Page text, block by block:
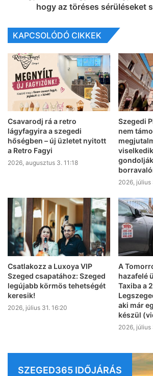
hogy az töréses sérüléseket
KAPCSOLÓDÓ CIKKEK
Csavarodj rá a retro
lágyfagyira a szegedi
hőségben – új üzletet nyitott
a Retro Fagyi
2026, augusztus 3. 11:18
Szegedi
nem
2026, július
Csatlakozz a Luxoya VIP
Szeged csapatához: Szeged
legújabb körmös tehetségét
keresik!
2026, július 31. 16:20
A
hazafelé
Taxiba a
aki már
készül
2026, július
SZEGED365 IDŐJÁRÁS